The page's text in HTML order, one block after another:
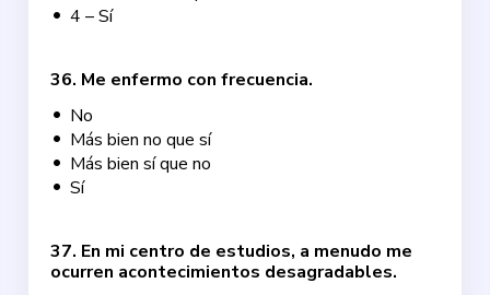
4 – Sí
36. Me enfermo con frecuencia.
No
Más bien no que sí
Más bien sí que no
Sí
37. En mi centro de estudios, a menudo me
ocurren acontecimientos desagradables.